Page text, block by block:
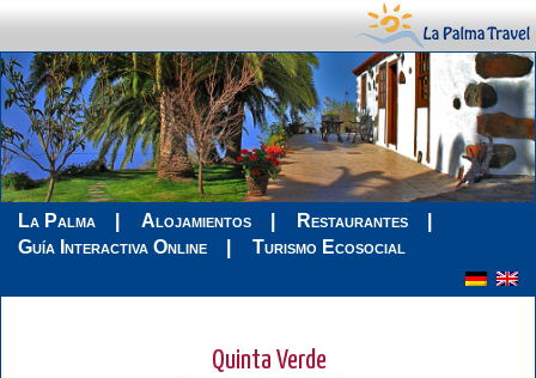
La Palma Alojamientos
Restaurantes
Guía Interactiva Online
Turismo Ecosocial
Quinta Verde